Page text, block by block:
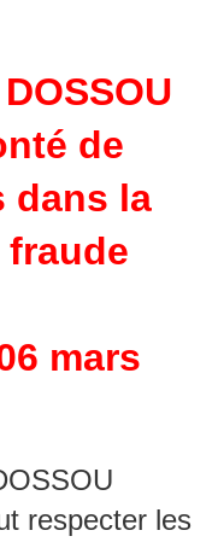
de
dans la
mars
respecter les